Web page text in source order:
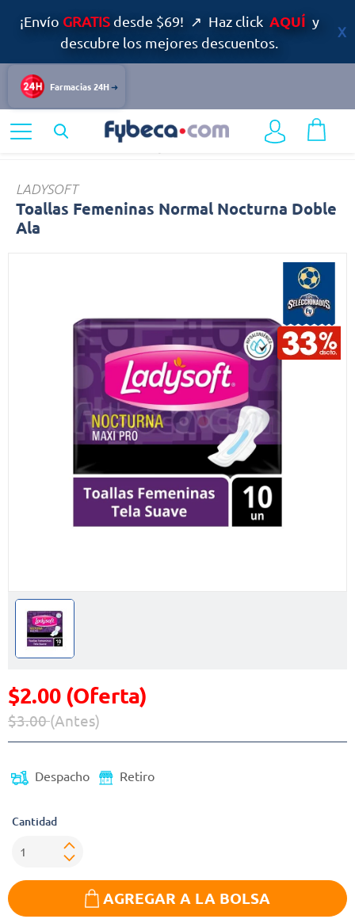
¡Envío GRATISdesde $69! ↗ Haz click AQUÍ y
descubre los mejores descuentos.
Farmacias 24H
Cuidado Personal Toallas
LADYSOFT
Toallas Femeninas Normal Nocturna Doble
Ala
$2.00 (Oferta)
Precio reducido de
$3.00(Antes)
Despacho Retiro
Cantidad
AGREGAR A LA BOLSA